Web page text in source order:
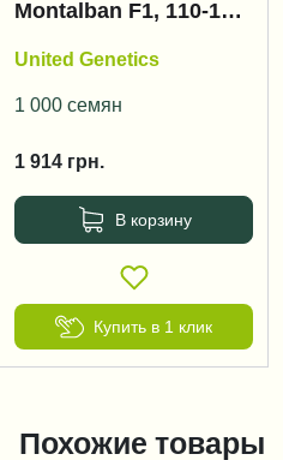
Montalban F1, 110-120
United Genetics
1 000 семян
1 914 грн.
В корзину
Купить в 1 клик
Похожие товары